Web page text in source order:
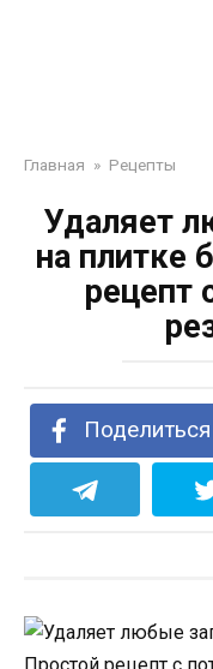
Главная » Рецепты
Удаляет
на плитке
рецепт